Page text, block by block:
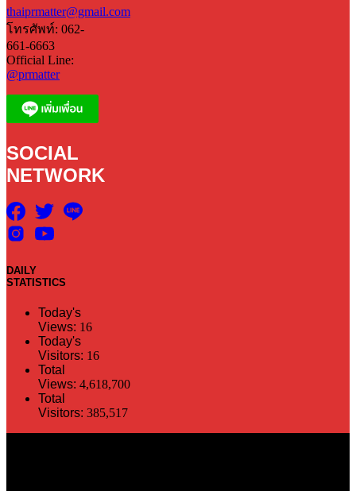
thaiprmatter@gmail.com
โทรศัพท์: 062-
661-6663
Official Line:
@prmatter
SOCIAL
NETWORK
DAILY
STATISTICS
Today's
Views: 16
Today's
Visitors: 16
Total
Views: 4,618,700
Total
Visitors: 385,517